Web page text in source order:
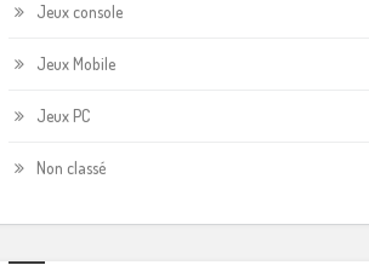
Jeux console
Jeux Mobile
Jeux PC
Non classé